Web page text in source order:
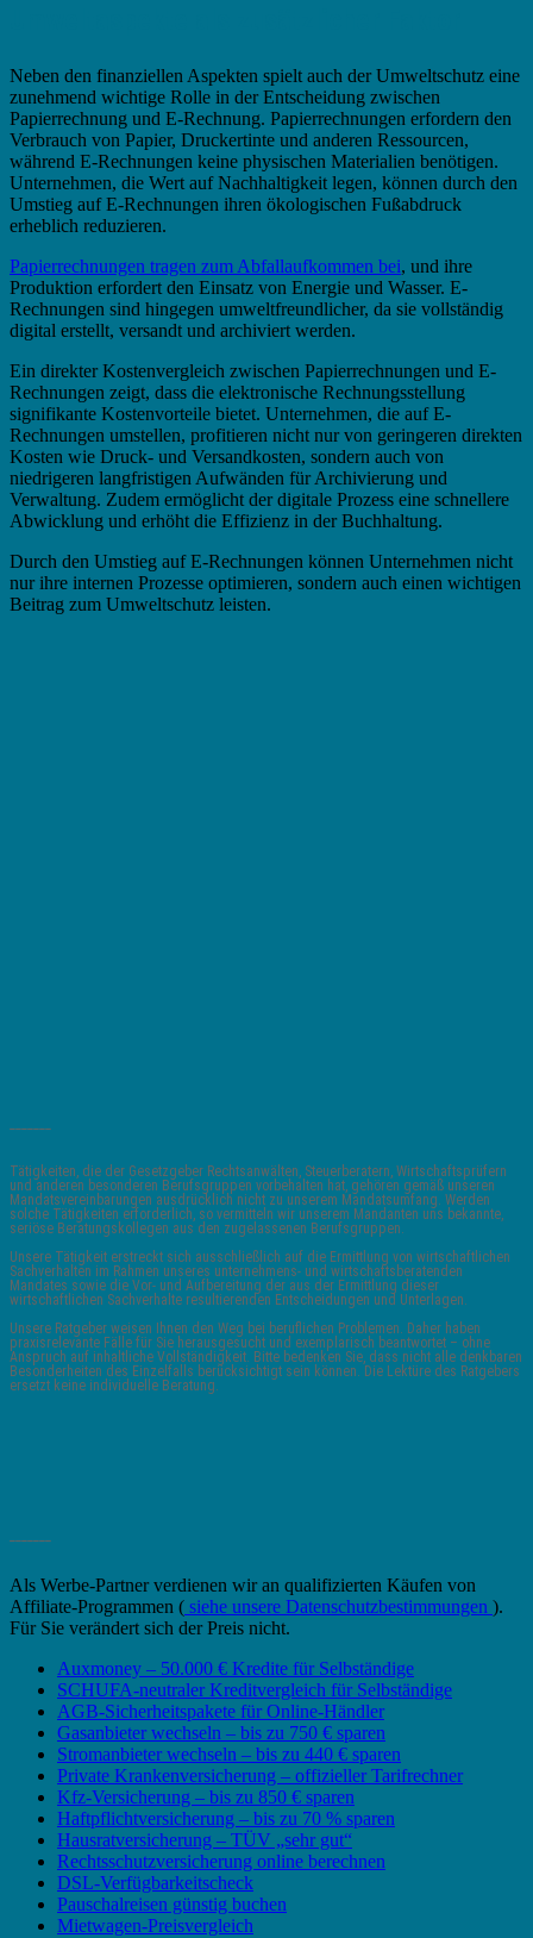
Neben den finanziellen Aspekten spielt auch der Umweltschutz eine
zunehmend wichtige Rolle in der Entscheidung zwischen
Papierrechnung und E-Rechnung. Papierrechnungen erfordern den
Verbrauch von Papier, Druckertinte und anderen Ressourcen,
während E-Rechnungen keine physischen Materialien benötigen.
Unternehmen, die Wert auf Nachhaltigkeit legen, können durch den
Umstieg auf E-Rechnungen ihren ökologischen Fußabdruck
erheblich reduzieren.
Papierrechnungen tragen zum Abfallaufkommen bei, und ihre
Produktion erfordert den Einsatz von Energie und Wasser. E-
Rechnungen sind hingegen umweltfreundlicher, da sie vollständig
digital erstellt, versandt und archiviert werden.
Ein direkter Kostenvergleich zwischen Papierrechnungen und E-
Rechnungen zeigt, dass die elektronische Rechnungsstellung
signifikante Kostenvorteile bietet. Unternehmen, die auf E-
Rechnungen umstellen, profitieren nicht nur von geringeren direkten
Kosten wie Druck- und Versandkosten, sondern auch von
niedrigeren langfristigen Aufwänden für Archivierung und
Verwaltung. Zudem ermöglicht der digitale Prozess eine schnellere
Abwicklung und erhöht die Effizienz in der Buchhaltung.
Durch den Umstieg auf E-Rechnungen können Unternehmen nicht
nur ihre internen Prozesse optimieren, sondern auch einen wichtigen
Beitrag zum Umweltschutz leisten.
Tätigkeiten, die der Gesetzgeber Rechtsanwälten, Steuerberatern, Wirtschaftsprüfern
und anderen besonderen Berufsgruppen vorbehalten hat, gehören gemäß unseren
Mandatsvereinbarungen ausdrücklich nicht zu unserem Mandatsumfang. Werden
solche Tätigkeiten erforderlich, so vermitteln wir unserem Mandanten uns bekannte,
seriöse Beratungskollegen aus den zugelassenen Berufsgruppen.
Unsere Tätigkeit erstreckt sich ausschließlich auf die Ermittlung von wirtschaftlichen
Sachverhalten im Rahmen unseres unternehmens- und wirtschaftsberatenden
Mandates sowie die Vor- und Aufbereitung der aus der Ermittlung dieser
wirtschaftlichen Sachverhalte resultierenden Entscheidungen und Unterlagen.
Unsere Ratgeber weisen Ihnen den Weg bei beruflichen Problemen. Daher haben
praxisrelevante Fälle für Sie herausgesucht und exemplarisch beantwortet – ohne
Anspruch auf inhaltliche Vollständigkeit. Bitte bedenken Sie, dass nicht alle denkbaren
Besonderheiten des Einzelfalls berücksichtigt sein können. Die Lektüre des Ratgebers
ersetzt keine individuelle Beratung.
Als Werbe-Partner verdienen wir an qualifizierten Käufen von
Affiliate-Programmen ( siehe unsere Datenschutzbestimmungen ).
Für Sie verändert sich der Preis nicht.
Auxmoney – 50.000 € Kredite für Selbständige
SCHUFA-neutraler Kreditvergleich für Selbständige
AGB-Sicherheitspakete für Online-Händler
Gasanbieter wechseln – bis zu 750 € sparen
Stromanbieter wechseln – bis zu 440 € sparen
Private Krankenversicherung – offizieller Tarifrechner
Kfz-Versicherung – bis zu 850 € sparen
Haftpflichtversicherung – bis zu 70 % sparen
Hausratversicherung – TÜV „sehr gut“
Rechtsschutzversicherung online berechnen
DSL-Verfügbarkeitscheck
Pauschalreisen günstig buchen
Mietwagen-Preisvergleich